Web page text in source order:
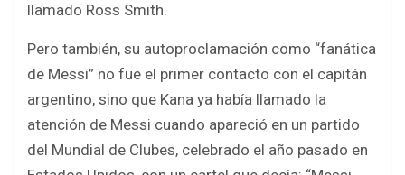
llamado Ross Smith.
Pero también, su autoproclamación como “fanática
de Messi” no fue el primer contacto con el capitán
argentino, sino que Kana ya había llamado la
atención de Messi cuando apareció en un partido
del Mundial de Clubes, celebrado el año pasado en